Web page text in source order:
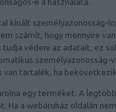
kínált személyazonosság-
számít, hogy mennyire
védeni az adatait, ez
személyazonosság-
van tartalék, ha
egy terméket. A
Ha a webáruház oldalán